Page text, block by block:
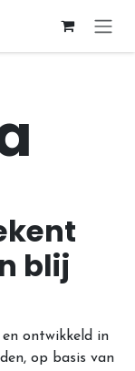
blij
ontwikkeld in
op basis van